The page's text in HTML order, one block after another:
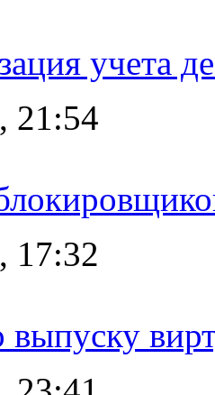
учета
21:54
17:32
выпуску